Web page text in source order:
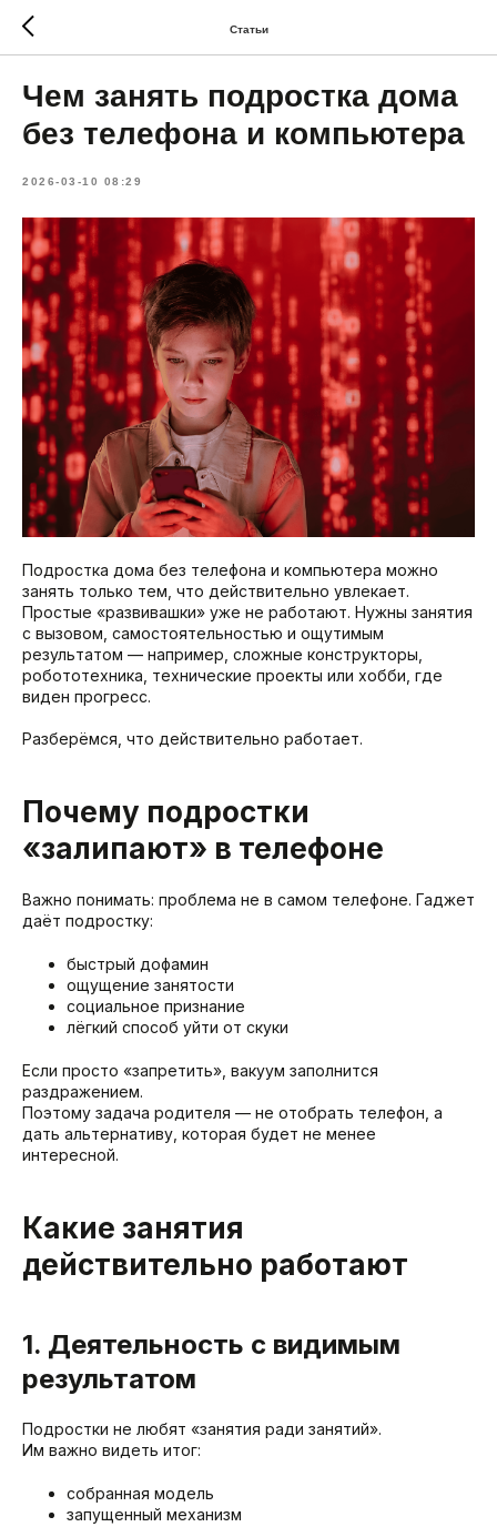
Статьи
Чем занять подростка дома
без телефона и компьютера
2026-03-10 08:29
Подростка дома без телефона и компьютера можно
занять только тем, что действительно увлекает.
Простые «развивашки» уже не работают. Нужны занятия
с вызовом, самостоятельностью и ощутимым
результатом — например, сложные конструкторы,
робототехника, технические проекты или хобби, где
виден прогресс.
Разберёмся, что действительно работает.
Почему подростки
«залипают» в телефоне
Важно понимать: проблема не в самом телефоне. Гаджет
даёт подростку:
быстрый дофамин
ощущение занятости
социальное признание
лёгкий способ уйти от скуки
Если просто «запретить», вакуум заполнится
раздражением.
Поэтому задача родителя — не отобрать телефон, а
дать альтернативу, которая будет не менее
интересной.
Какие занятия
действительно работают
1. Деятельность с видимым
результатом
Подростки не любят «занятия ради занятий».
Им важно видеть итог:
собранная модель
запущенный механизм